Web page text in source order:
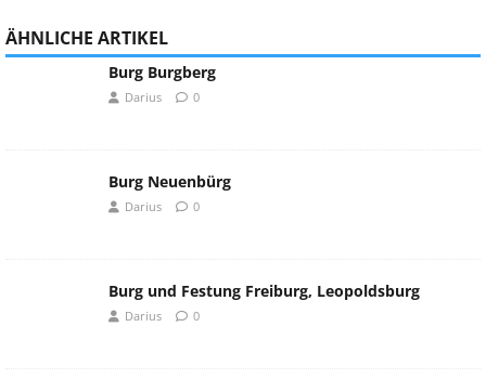
ÄHNLICHE ARTIKEL
Burg Burgberg
Darius 0
Burg Neuenbürg
Darius 0
Burg und Festung Freiburg, Leopoldsburg
Darius 0